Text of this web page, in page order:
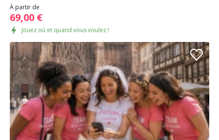
À partir de
69,00 €
Jouez où et quand vous voulez !